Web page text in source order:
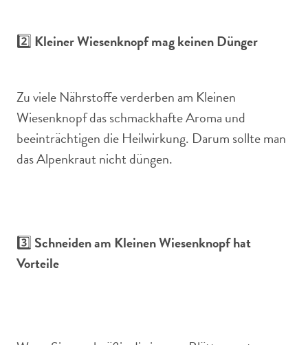
2️⃣ Kleiner Wiesenknopf mag keinen Dünger
Zu viele Nährstoffe verderben am Kleinen
Wiesenknopf das schmackhafte Aroma und
beeinträchtigen die Heilwirkung. Darum sollte man
das Alpenkraut nicht düngen.
3️⃣ Schneiden am Kleinen Wiesenknopf hat
Vorteile